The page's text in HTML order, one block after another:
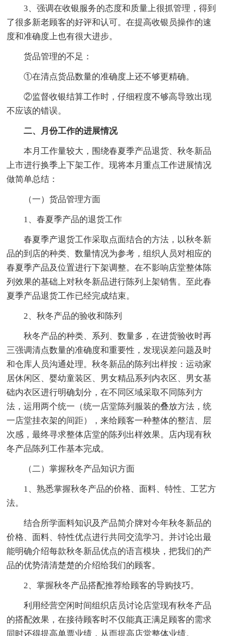
3、强调在收银服务的态度和质量上很抓管理，得到
了很多新老顾客的好评和认可。在提高收银员操作的速
度和准确度上也有很大进步。
货品管理的不足：
①在清点货品数量的准确度上还不够更精确。
②监督收银结算工作时，仔细程度不够高导致出现
不应该的错误。
二、月份工作的进展情况
本月工作量较大，围绕春夏季产品退货、秋冬新品
上市进行换季上下架工作。现将本月重点工作进展情况
做简单总结：
（一）货品管理方面
1、春夏季产品的退货工作
春夏季产退货工作采取点面结合的方法，以秋冬新
品的到店的种类、数量情况为参考，组织人员对相应的
春夏季产品及位置进行下架调整。在不影响店堂整体陈
列效果的基础上对秋冬新品进行陈列上架销售。至此春
夏季产品退货工作已经完成结束。
2、秋冬产品的验收和陈列
秋冬产品的种类、系列、数量多，在进货验收时再
三强调清点数量的准确度和重要性，发现误差问题及时
和仓库人员沟通处理。秋冬新品的陈列出样按：运动家
居休闲区、婴幼童装区、男女精品系列内衣区、男女基
础内衣区进行明确划分，在不同区域采取不同陈列方
法，运用两个统一（统一店堂陈列服装的叠放方法，统
一店堂挂衣架的间距），来给顾客一种整体的整洁、层
次感，最终寻求整体店堂的陈列出样效果。店内现有秋
冬产品陈列工作基本完成。
（二）掌握秋冬产品知识方面
1、熟悉掌握秋冬产品的价格、面料、特性、工艺方
法。
结合所学面料知识及产品简介牌对今年秋冬新品的
价格、面料、特性优点进行共同交流学习。并讨论出最
能明确介绍每款秋冬新品优点的语言模块，把我们的产
品的优势清清楚楚的介绍给我们的顾客。
2、掌握秋冬产品搭配推荐给顾客的导购技巧。
利用经营空闲时间组织店员讨论店堂现有秋冬产品
的搭配效果，在接待顾客时不仅能真正满足顾客的需求
同时还得提高单票业绩，从而提高店堂整体业绩。